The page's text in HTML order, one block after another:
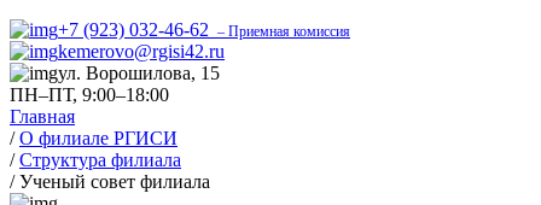
+7 (923) 032-46-62 – Приемная комиссия
kemerovo@rgisi42.ru
ул. Ворошилова, 15
ПН–ПТ, 9:00–18:00
Главная
/ О филиале РГИСИ
/ Структура филиала
/ Ученый совет филиала